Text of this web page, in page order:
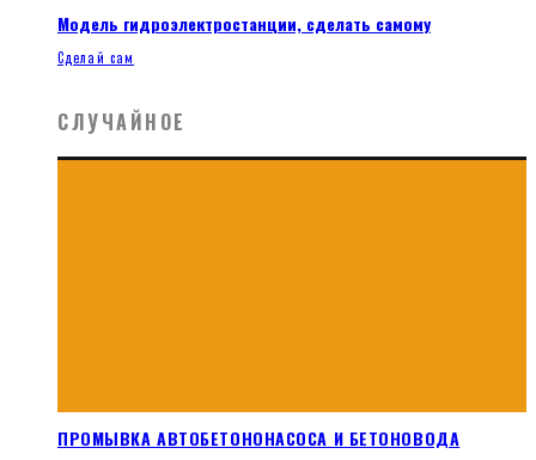
Модель гидроэлектростанции, сделать самому
Сделай сам
СЛУЧАЙНОЕ
ПРОМЫВКА АВТОБЕТОНОНАСОСА И БЕТОНОВОДА